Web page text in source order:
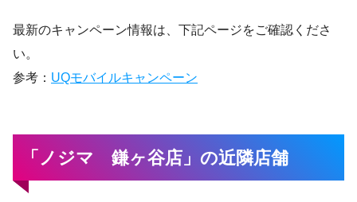
最新のキャンペーン情報は、下記ページをご確認くださ
い。
参考： UQモバイルキャンペーン
「ノジマ 鎌ヶ谷店」の近隣店舗